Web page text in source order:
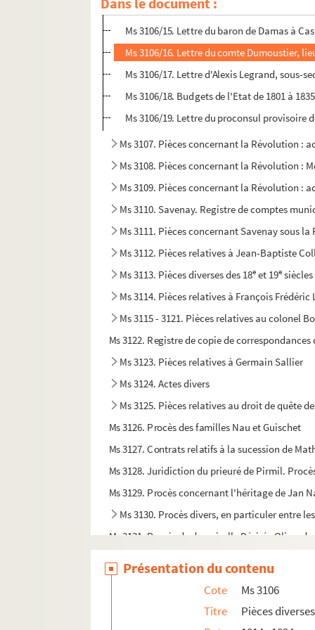
Ms 3106/14. Lettre du baron de Damas à
Ms 3106/15. Lettre du baron de Damas à
Ms 3106/16. Lettre du comte Dumoustier,
Ms 3106/17. Lettre d'Alexis Legrand, sous-
Ms 3106/18. Budgets de l'Etat de 1801 à
Ms 3106/19. Lettre du proconsul
Ms 3107. Pièces concernant la Révolution :
Ms 3108. Pièces concernant la Révolution :
Ms 3109. Pièces concernant la Révolution :
Ms 3110. Savenay. Registre de comptes
Ms 3111. Pièces concernant Savenay sous
Ms 3112. Pièces relatives à Jean-Baptiste
Ms 3113. Pièces diverses des 18e et 19e siècles
Ms 3114. Pièces relatives à François
Ms 3115 - 3121. Pièces relatives au colonel
Ms 3122. Registre de copie de
Ms 3123. Pièces relatives à Germain Sallier
Ms 3124. Actes divers
Ms 3125. Pièces relatives au droit de quête
Ms 3126. Procès des familles Nau et Guischet
Ms 3127. Contrats relatifs à la sucession de
Ms 3128. Juridiction du prieuré de Pirmil.
Ms 3129. Procès concernant l'héritage de Jan
Ms 3130. Procès divers, en particuler entre
Ms 3131. Procès de demoiselle Désirée Olive,
Présentation du contenu
Cote
Ms 3106
Titre
Pièces